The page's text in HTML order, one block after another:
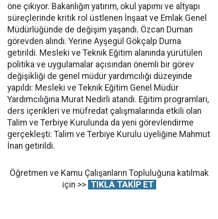
öne çıkıyor. Bakanlığın yatırım, okul yapımı ve altyapı
süreçlerinde kritik rol üstlenen İnşaat ve Emlak Genel
Müdürlüğünde de değişim yaşandı. Özcan Duman
görevden alındı. Yerine Ayşegül Gökçalp Durna
getirildi. Mesleki ve Teknik Eğitim alanında yürütülen
politika ve uygulamalar açısından önemli bir görev
değişikliği de genel müdür yardımcılığı düzeyinde
yapıldı: Mesleki ve Teknik Eğitim Genel Müdür
Yardımcılığına Murat Nedirli atandı. Eğitim programları,
ders içerikleri ve müfredat çalışmalarında etkili olan
Talim ve Terbiye Kurulunda da yeni görevlendirme
gerçekleşti: Talim ve Terbiye Kurulu üyeliğine Mahmut
İnan getirildi.
Öğretmen ve Kamu Çalışanların Topluluğuna katılmak
için >> TIKLA TAKİP ET